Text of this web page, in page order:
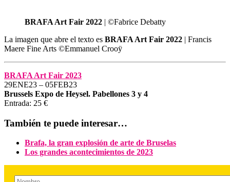
BRAFA Art Fair 2022 | ©Fabrice Debatty
La imagen que abre el texto es BRAFA Art Fair 2022 | Francis
Maere Fine Arts ©Emmanuel Crooÿ
BRAFA Art Fair 2023
29ENE23 – 05FEB23
Brussels Expo de Heysel. Pabellones 3 y 4
Entrada: 25 €
También te puede interesar…
Brafa, la gran explosión de arte de Bruselas
Los grandes acontecimientos de 2023